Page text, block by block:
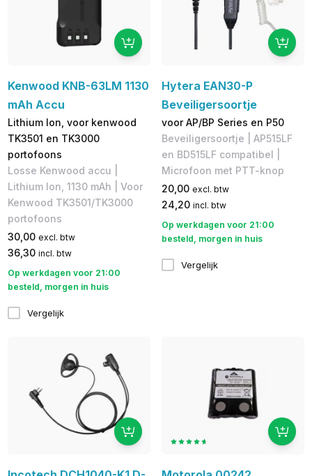
Kenwood KNB-63LM 1130
mAh Accu
Lithium Ion, voor kenwood
TK3501 en TK3000
portofoons
Losse Kenwood accu |
Lithium Ion, 1130 mAh | Voor
Kenwood TK3501/TK3000
portofoons
30,00 excl. btw
36,30 incl. btw
Op werkdagen voor 21:00
besteld, morgen in huis
Vergelijk
Hytera EAN30-P
Beveiligersoortje
voor AP/BP Series en P50
Beveiligersoortje | AP515LF
en BD515LF compatibel | ​
Microfoon met PTT-knop
20,00 excl. btw
24,20 incl. btw
Op werkdagen voor 21:00
besteld, morgen in huis
Vergelijk